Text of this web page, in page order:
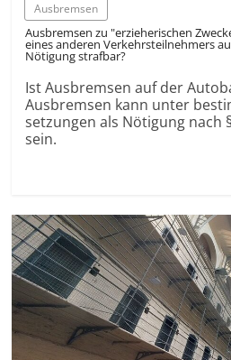
Ausbremsen
Ausbremsen zu "erzieherischen
eines anderen Verkehrs­teilnehmers
Nötigung strafbar?
Ist Ausbremsen auf der
Ausbremsen kann unter
setzungen als Nötigung nach
sein.